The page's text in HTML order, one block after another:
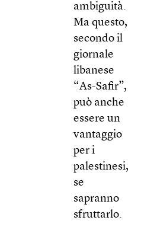
ambiguità.
Ma questo,
secondo il
giornale
libanese
“As-Safir”,
può anche
essere un
vantaggio
per i
palestinesi,
se
sapranno
sfruttarlo.